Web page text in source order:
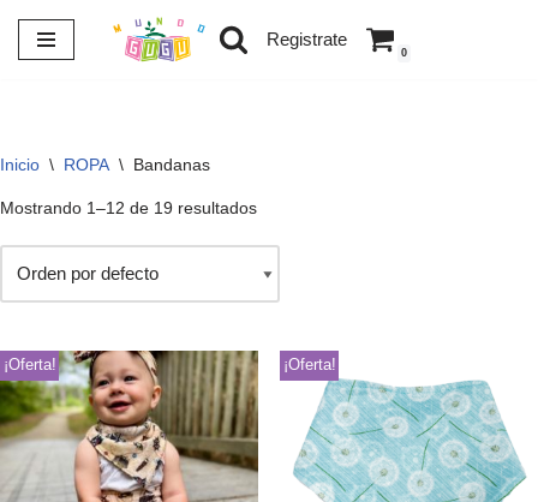
Saltar
Registrate
0
Inicio \ ROPA \ Bandanas
Mostrando 1–12 de 19 resultados
¡Oferta! ¡Oferta!